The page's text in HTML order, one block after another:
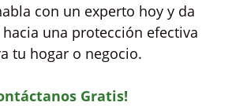
con un experto hoy y da
una protección efectiva
tu hogar o negocio.
Gratis!